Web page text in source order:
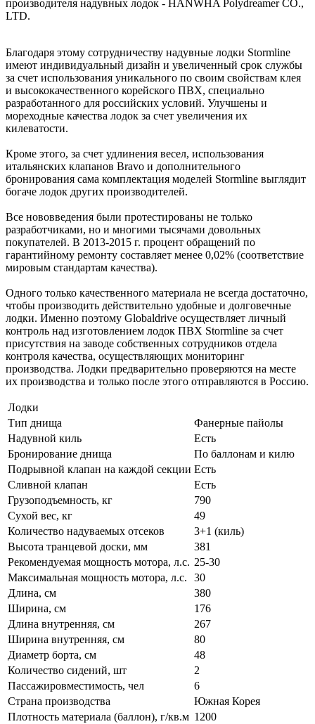
производителя надувных лодок - HANWHA Polydreamer CO.,
LTD.
Благодаря этому сотрудничеству надувные лодки Stormline
имеют индивидуальный дизайн и увеличенный срок службы
за счет использования уникального по своим свойствам клея
и высококачественного корейского ПВХ, специально
разработанного для российских условий. Улучшены и
мореходные качества лодок за счет увеличения их
килеватости.
Кроме этого, за счет удлинения весел, использования
итальянских клапанов Bravo и дополнительного
бронирования сама комплектация моделей Stormline выглядит
богаче лодок других производителей.
Все нововведения были протестированы не только
разработчиками, но и многими тысячами довольных
покупателей. В 2013-2015 г. процент обращений по
гарантийному ремонту составляет менее 0,02% (соответствие
мировым стандартам качества).
Одного только качественного материала не всегда достаточно,
чтобы производить действительно удобные и долговечные
лодки. Именно поэтому Globaldrive осуществляет личный
контроль над изготовлением лодок ПВХ Stormline за счет
присутствия на заводе собственных сотрудников отдела
контроля качества, осуществляющих мониторинг
производства. Лодки предварительно проверяются на месте
их производства и только после этого отправляются в Россию.
Лодки
Тип днища
Фанерные пайолы
Надувной киль
Есть
Бронирование днища
По баллонам и килю
Подрывной клапан на каждой секции Есть
Сливной клапан
Есть
Грузоподъемность, кг
790
Сухой вес, кг
49
Количество надуваемых отсеков
3+1 (киль)
Высота транцевой доски, мм
381
Рекомендуемая мощность мотора, л.с. 25-30
Максимальная мощность мотора, л.с.
30
Длина, см
380
Ширина, см
176
Длина внутренняя, см
267
Ширина внутренняя, см
80
Диаметр борта, см
48
Количество сидений, шт
2
Пассажировместимость, чел
6
Страна производства
Южная Корея
Плотность материала (баллон), г/кв.м 1200